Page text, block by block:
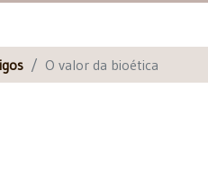
O valor da bioética